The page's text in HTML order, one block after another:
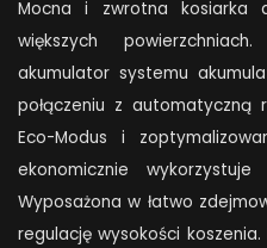
101
quantity
Mocna i zwrotna kosiarka
większych
akumulator systemu
połączeniu z automatyczną
Eco-Modus i
ekonomicznie
Wyposażona w łatwo
regulację wysokości